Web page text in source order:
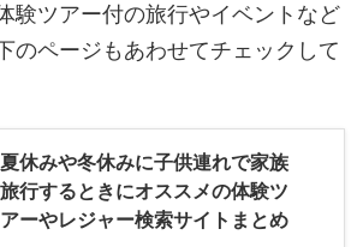
験ツアー付の旅行やイベントなど
のページもあわせてチェックして
夏休みや冬休みに子供連れで家族
旅行するときにオススメの体験ツ
アーやレジャー検索サイトまとめ